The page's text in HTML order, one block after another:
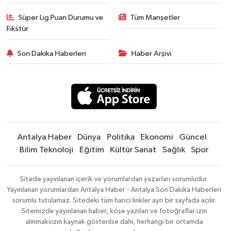
Süper Lig Puan Durumu ve
Fikstür
Tüm Manşetler
Son Dakika Haberleri Haber Arşivi
Antalya Haber Dünya Politika Ekonomi
Güncel
Bilim Teknoloji
Eğitim Kültür Sanat Sağlık Spor
Sitede yayınlanan içerik ve yorumlardan yazarları sorumludur.
Yayınlanan yorumlardan Antalya Haber - Antalya Son Dakika Haberleri
sorumlu tutulamaz. Sitedeki tüm harici linkler ayrı bir sayfada açılır.
Sitemizde yayınlanan haber, köşe yazıları ve fotoğraflar izin
alınmaksızın kaynak gösterilse dahi, herhangi bir ortamda